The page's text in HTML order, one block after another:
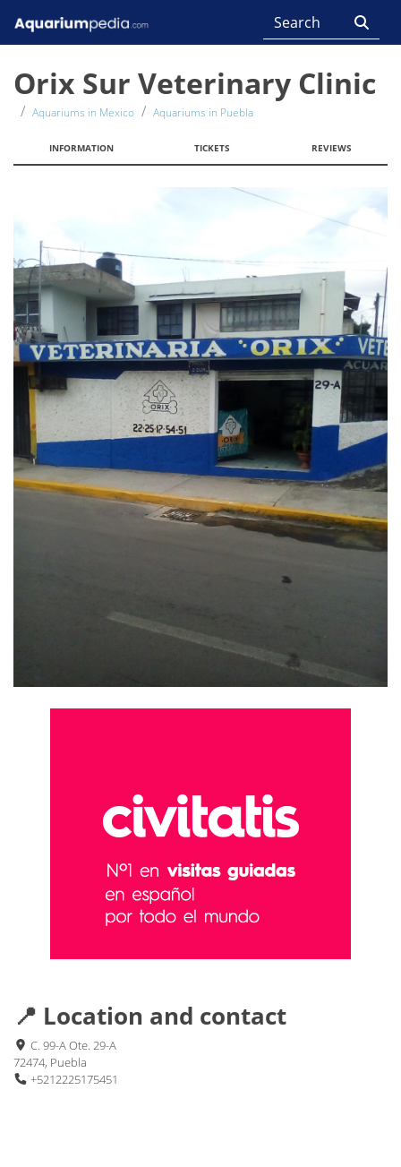
Orix Sur Veterinary Clinic
Aquariums in Mexico Aquariums in Puebla
INFORMATION TICKETS REVIEWS
📍 Location and contact
C. 99-A Ote. 29-A
72474, Puebla
+5212225175451